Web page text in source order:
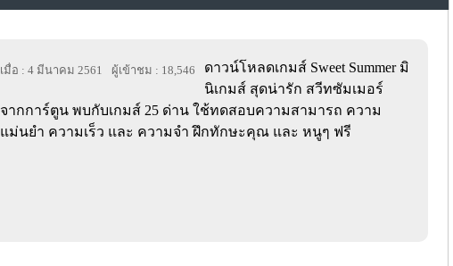
เมื่อ : 4 มีนาคม 2561 ผู้เข้าชม : 18,546
ดาวน์โหลดเกมส์ Sweet Summer มิ
นิเกมส์ สุดน่ารัก สวีทซัมเมอร์
จากการ์ตูน พบกับเกมส์ 25 ด่าน ใช้ทดสอบความสามารถ ความ
แม่นยำ ความเร็ว และ ความจำ ฝึกทักษะคุณ และ หนูๆ ฟรี